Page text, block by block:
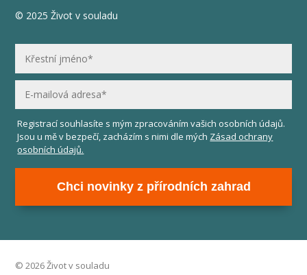
© 2025 Život v souladu
Registrací souhlasíte s mým zpracováním vašich osobních údajů.
Jsou u mě v bezpečí, zacházím s nimi dle mých Zásad ochrany
osobních údajů.
Chci novinky z přírodních zahrad
© 2026 Život v souladu